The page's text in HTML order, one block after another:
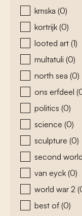
kmska (0)
kortrijk (0)
looted art (1)
multatuli (0)
north sea (0)
ons erfdeel
politics (0)
science (0)
sculpture (0)
second
van eyck (0)
world war 2
best of (0)